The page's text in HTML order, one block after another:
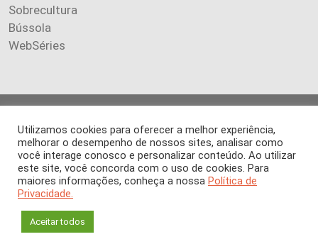
Sobrecultura
Bússola
WebSéries
reservados.
Os artigos publicados na revista refletem exclusivamente a
opinião de seus autores.
É proibida a reprodução, integral ou parcial, do conteúdo (imagens
Utilizamos cookies para oferecer a melhor experiência,
melhorar o desempenho de nossos sites, analisar como
você interage conosco e personalizar conteúdo. Ao utilizar
este site, você concorda com o uso de cookies. Para
maiores informações, conheça a nossa Política de
Privacidade.
Aceitar todos